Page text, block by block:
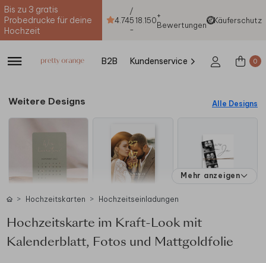
Bis zu 3 gratis
Probedrucke für deine
Hochzeit
4.74
/
5
-
18.150+
Bewertungen
Käuferschutz
B2B Kundenservice 0
Weitere Designs Alle Designs
Mehr anzeigen
Hochzeitskarten Hochzeitseinladungen
Hochzeitskarte im Kraft-Look mit
Kalenderblatt, Fotos und Mattgoldfolie